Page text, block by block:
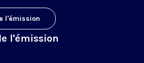
l'émission
l'émission